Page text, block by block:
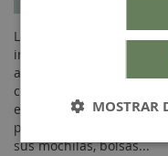
La vuelta al cole es un
intensamente. La vuelta
algo estresante, pero
con los amigos. ¡Pero si
el nuevo material
podemos añadir
sus mochilas, bolsas...
MOSTRAR